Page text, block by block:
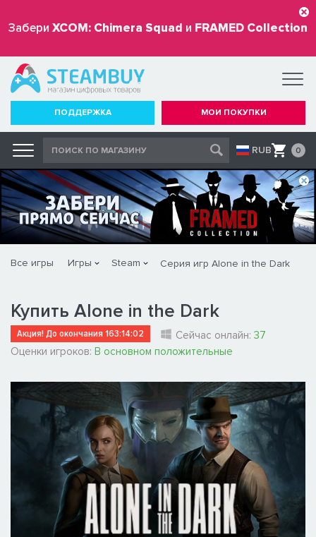
Забери XCOM: Chimera Squad и FRAMED Collection
бесплатно
ПОДДЕРЖКА МОИ ПОКУПКИ
RUB 0
Все игры Игры Steam Серия игр Alone in the Dark
Купить Alone in the Dark
Акция! До окончания163:14:01 Сейчас онлайн: 37
Оценки игроков: В основном положительные